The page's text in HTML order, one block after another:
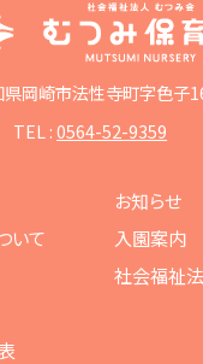
県岡崎市法性寺町字色子
TEL :0564-52-9359
いて
お知らせ
入園案内
社会福祉